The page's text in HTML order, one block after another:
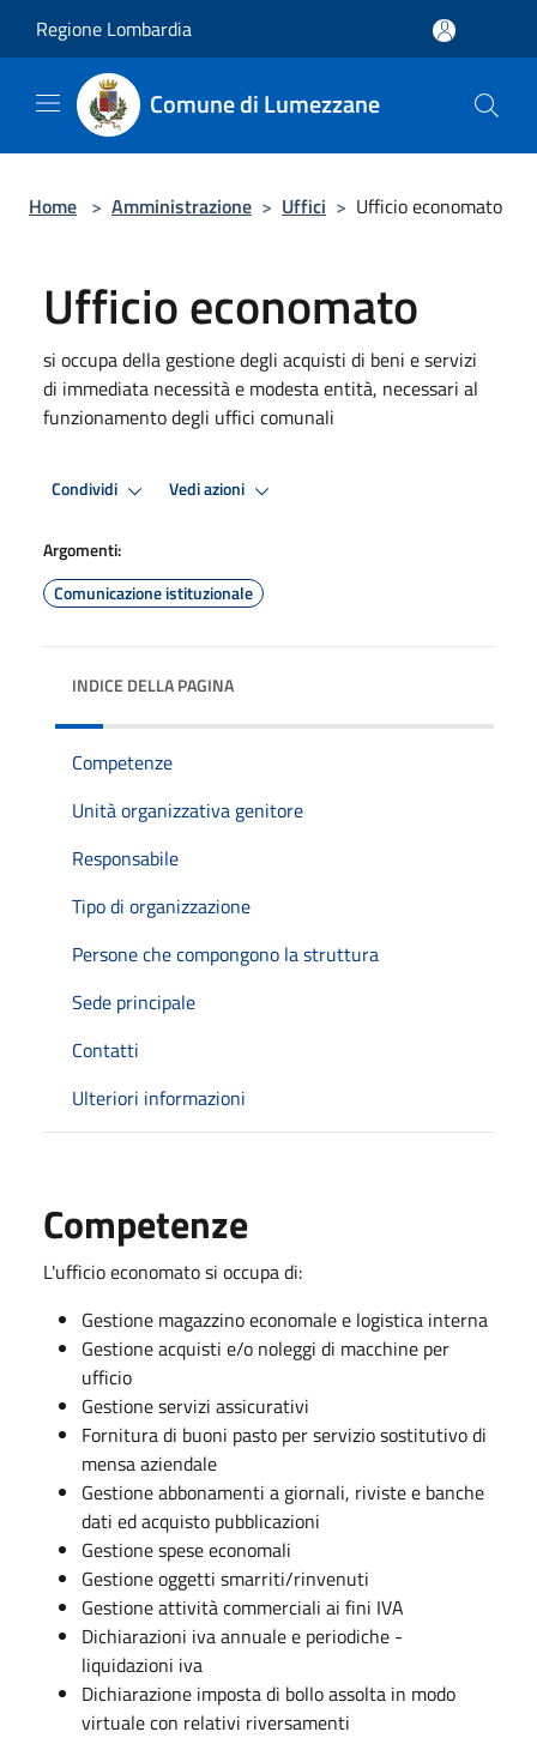
Regione Lombardia
Comune di Lumezzane
Home > Amministrazione > Uffici > Ufficio economato
Ufficio economato
si occupa della gestione degli acquisti di beni e servizi
di immediata necessità e modesta entità, necessari al
funzionamento degli uffici comunali
Condividi Vedi azioni
Argomenti:
Comunicazione istituzionale
INDICE DELLA PAGINA
Competenze
Unità organizzativa genitore
Responsabile
Tipo di organizzazione
Persone che compongono la struttura
Sede principale
Contatti
Ulteriori informazioni
Competenze
L'ufficio economato si occupa di:
Gestione magazzino economale e logistica interna
Gestione acquisti e/o noleggi di macchine per
ufficio
Gestione servizi assicurativi
Fornitura di buoni pasto per servizio sostitutivo di
mensa aziendale
Gestione abbonamenti a giornali, riviste e banche
dati ed acquisto pubblicazioni
Gestione spese economali
Gestione oggetti smarriti/rinvenuti
Gestione attività commerciali ai fini IVA
Dichiarazioni iva annuale e periodiche -
liquidazioni iva
Dichiarazione imposta di bollo assolta in modo
virtuale con relativi riversamenti